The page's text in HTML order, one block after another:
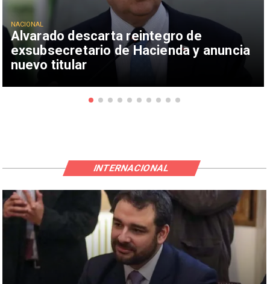
Alvarado descarta reintegro de
exsubsecretario de Hacienda y anuncia
nuevo titular
NACIONAL
INTERNACIONAL